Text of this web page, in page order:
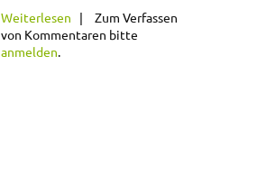
Weiterlesen über Falzen
Zum Verfassen
von Kommentaren bitte
anmelden